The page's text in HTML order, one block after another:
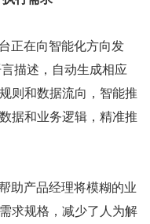
描述，自动生成相应
则和数据流向，智能推
据和业务逻辑，精准推
求规格，减少了人为解